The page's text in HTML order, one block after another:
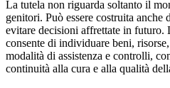
La tutela non riguarda soltanto il
genitori. Può essere costruita
evitare decisioni affrettate in futuro.
consente di individuare beni,
modalità di assistenza e controlli,
continuità alla cura e alla qualità